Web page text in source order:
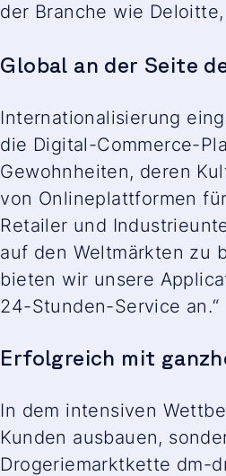
der Branche wie
Global an der Seite
Internationalisierung
die Digital-Commerce-
Gewohnheiten, deren
von Onlineplattformen
Retailer und
auf den Weltmärkten zu
bieten wir unsere
24-Stunden-Service an.“
Erfolgreich mit
In dem intensiven
Kunden ausbauen,
Drogeriemarktkette dm-